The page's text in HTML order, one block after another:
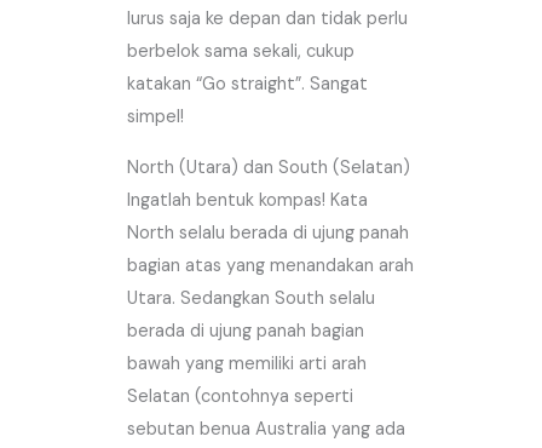
lurus saja ke depan dan tidak perlu
berbelok sama sekali, cukup
katakan “Go straight”. Sangat
simpel!
North (Utara) dan South (Selatan)
Ingatlah bentuk kompas! Kata
North selalu berada di ujung panah
bagian atas yang menandakan arah
Utara. Sedangkan South selalu
berada di ujung panah bagian
bawah yang memiliki arti arah
Selatan (contohnya seperti
sebutan benua Australia yang ada